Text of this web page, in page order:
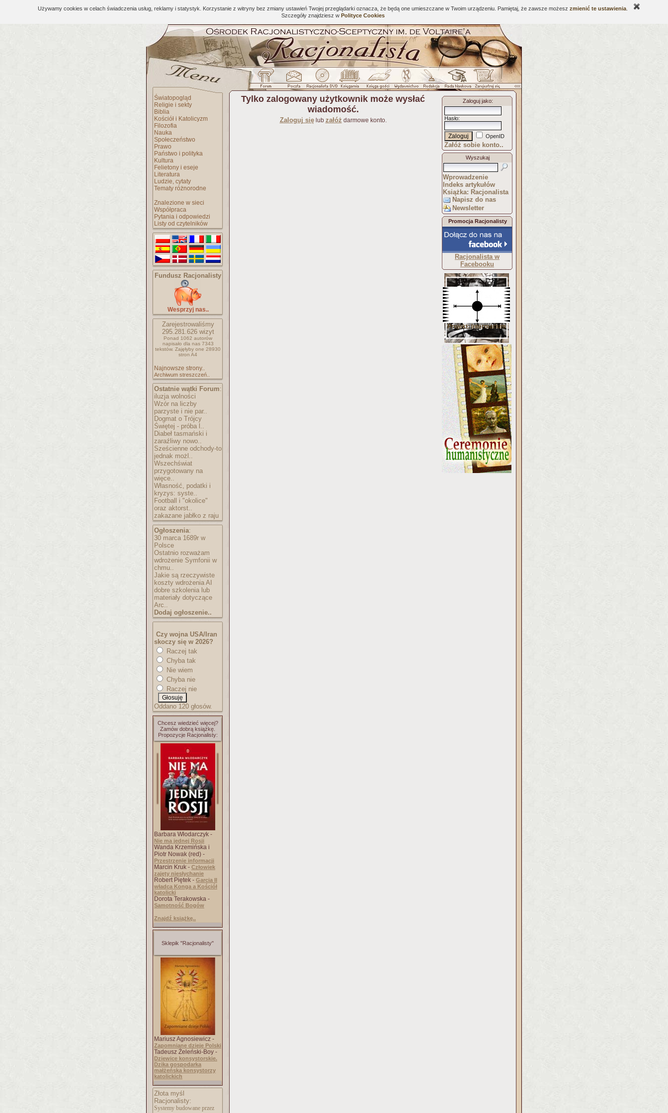
Używamy cookies w celach świadczenia usług, reklamy i statystyk. Korzystanie z witryny bez zmiany ustawień Twojej przeglądarki oznacza, że będą one umieszczane w Twoim urządzeniu. Pamiętaj, że zawsze możesz zmienić te ustawienia
Szczegóły znajdziesz w Polityce Cookies
Światopogląd
Religie i sekty
Biblia
Kościół i Katolicyzm
Filozofia
Nauka
Społeczeństwo
Prawo
Państwo i polityka
Kultura
Felietony i eseje
Literatura
Ludzie, cytaty
Tematy różnorodne
Znalezione w sieci
Współpraca
Pytania i odpowiedzi
Listy od czytelników
Fundusz Racjonalisty
Wesprzyj nas..
Zarejestrowaliśmy
295.281.626wizyt
Ponad 1062 autorów
napisało dla nas 7343
tekstów. Zajęłyby one 28930
stron A4
Najnowsze strony..
Archiwum streszczeń..
Ostatnie wątki Forum:
iluzja wolności
Wzór na liczby
parzyste i nie par..
Dogmat o Trójcy
Świętej - próba l..
Diabeł tasmański i
zaraźliwy nowo..
Sześcienne odchody-to
jednak możl..
Wszechświat
przygotowany na
więce..
Własność, podatki i
kryzys: syste..
Football i "okolice"
oraz aktorst..
zakazane jabłko z raju
Ogłoszenia:
30 marca 1689r w
Polsce
Ostatnio rozważam
wdrożenie Symfonii w
chmu..
Jakie są rzeczywiste
koszty wdrożenia AI
dobre szkolenia lub
materiały dotyczące
Arc..
Dodaj ogłoszenie..
Czy wojna USA/Iran
skoczy się w 2026?
Raczej tak
Chyba tak
Nie wiem
Chyba nie
Raczej nie
Oddano 120 głosów.
Chcesz wiedzieć więcej?
Zamów dobrą książkę.
Propozycje Racjonalisty:
Barbara Włodarczyk -
Nie ma jednej Rosji
Wanda Krzemińska i
Piotr Nowak (red) -
Przestrzenie informacji
Marcin Kruk - Człowiek
zajęty niesłychanie
Robert Piętek - Garcia II
władca Konga a Kościół
katolicki
Dorota Terakowska -
Samotność Bogów
Znajdź książkę..
Sklepik "Racjonalisty"
Mariusz Agnosiewicz -
Zapomniane dzieje Polski
Tadeusz Żeleński-Boy -
Dziewice konsystorskie.
Dzika gospodarka
małżeńska konsystorzy
katolickich
Złota myśl
Racjonalisty:
Systemy budowane przez
Tylko zalogowany użytkownik może wysłać
wiadomość.
Zaloguj sięlub załóż darmowe konto.
Zaloguj jako:
Hasło:
OpenID
Załóż sobie konto..
Wyszukaj
Wprowadzenie
Indeks artykułów
Książka: Racjonalista
Napisz do nas
Newsletter
Promocja Racjonalisty
Racjonalista w
Facebooku